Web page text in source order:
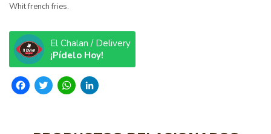
Whit french fries.
El Chalan / Delivery
¡Pídelo Hoy!
Facebook
TwitterWhatsApp